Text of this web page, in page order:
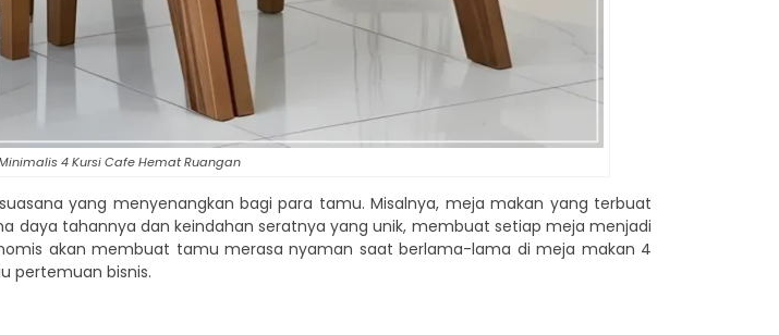
4 Kursi Cafe Hemat Ruangan
yang menyenangkan bagi para tamu. Misalnya, meja makan yang terbuat
daya tahannya dan keindahan seratnya yang unik, membuat setiap meja menjadi
akan membuat tamu merasa nyaman saat berlama-lama di meja makan 4
pertemuan bisnis.